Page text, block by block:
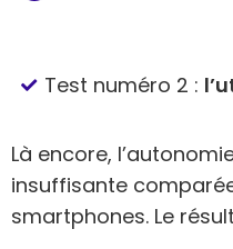
Test numéro 2 :
Là encore,
insuffisante
smartphones. Le